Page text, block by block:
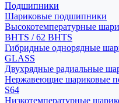
Подшипники
Шариковые подшипники
Высокотемпературные
BHTS / 62 BHTS
Гибридные однорядные
GLASS
Двухрядные радиальные
Нержавеющие шариковые
S64
Низкотемпературные